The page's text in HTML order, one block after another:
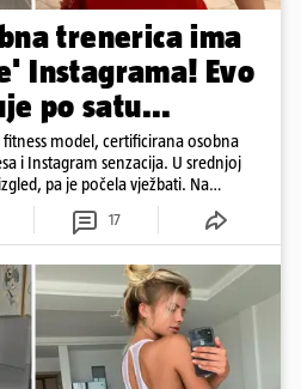
trenerica ima
Instagrama! Evo
po satu...
fitness model, certificirana osobna
i Instagram senzacija. U srednjoj
pa je počela vježbati. Na
milijuna ljudi, a posebno je
stražnjice. Njezinu 'pozadinu'
i najboljom na Instagramu...
17